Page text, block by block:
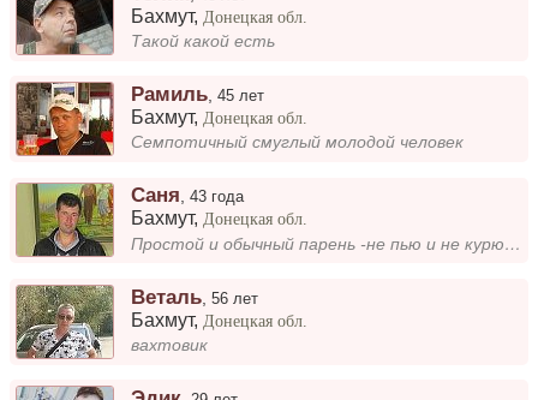
Бахмут, Донецкая обл.
Такой какой есть
Рамиль ,45 лет
Бахмут, Донецкая обл.
Семпотичный смуглый молодой человек
Саня,43 года
Бахмут,Донецкая обл.
Простой и обычный парень -не пью и не курю -люблю очень животных и детей сладкое и футбол!!...
Веталь ,56 лет
Бахмут, Донецкая обл.
вахтовик